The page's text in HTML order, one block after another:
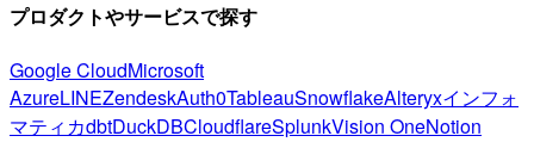
プロダクトやサービスで探す
Google CloudMicrosoft
AzureLINEZendeskAuth0TableauSnowflakeAlteryxインフォ
マティカdbtDuckDBCloudflareSplunkVision OneNotion